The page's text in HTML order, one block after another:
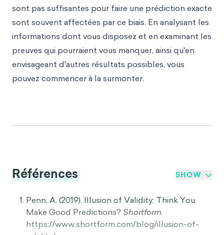
sont pas suffisantes pour faire une prédiction exacte
sont souvent affectées par ce biais. En analysant les
informations dont vous disposez et en examinant les
preuves qui pourraient vous manquer, ainsi qu'en
envisageant d'autres résultats possibles, vous
pouvez commencer à la surmonter.
Références SHOW
Penn, A. (2019). Illusion of Validity: Think You
Make Good Predictions? Shortform.
https://www.shortform.com/blog/illusion-of-